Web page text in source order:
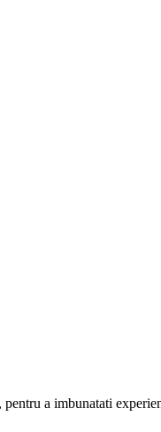
a imbunatati